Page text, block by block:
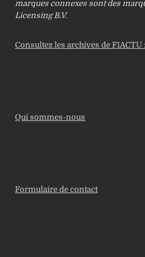
marques connexes sont des
Licensing B.V.
Consultez les archives de
Qui sommes-nous
Formulaire de contact